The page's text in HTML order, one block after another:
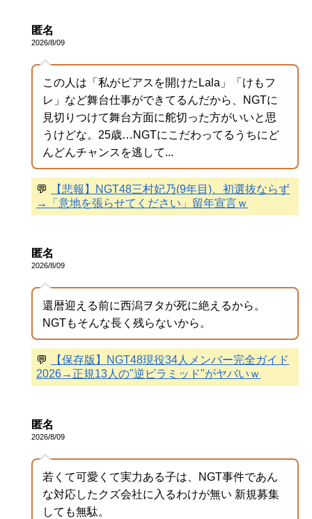
匿名
2026/8/09
この人は「私がピアスを開けたLala」「けもフ
レ」など舞台仕事ができてるんだから、NGTに
見切りつけて舞台方面に舵切った方がいいと思
うけどな。25歳…NGTにこだわってるうちにど
んどんチャンスを逃して...
💬
【悲報】NGT48三村妃乃(9年目)、初選抜ならず
→「意地を張らせてください」留年宣言ｗ
匿名
2026/8/09
還暦迎える前に西潟ヲタが死に絶えるから。
NGTもそんな長く残らないから。
💬
【保存版】NGT48現役34人メンバー完全ガイド
2026→正規13人の"逆ピラミッド"がヤバいｗ
匿名
2026/8/09
若くて可愛くて実力ある子は、NGT事件であん
な対応したクズ会社に入るわけが無い 新規募集
しても無駄。